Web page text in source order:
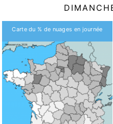
Carte du % de nuages en journée